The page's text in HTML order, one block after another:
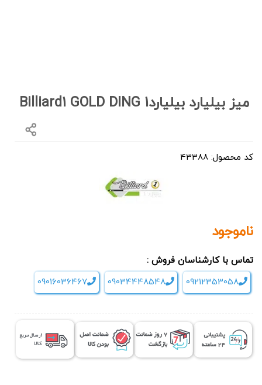
میز بیلیارد بیلیارد1 Billiard1 GOLD DING
کد محصول: 43388
ناموجود
تماس با کارشناسان فروش :
09212353058
09034448548
09016036467